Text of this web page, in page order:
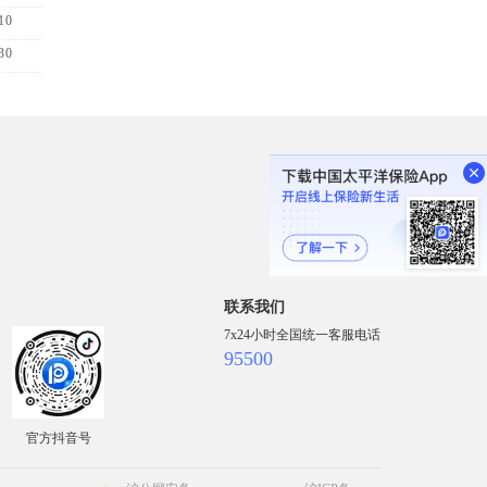
联系我们
7x24小时全国统一客服电话
95500
官方抖音号